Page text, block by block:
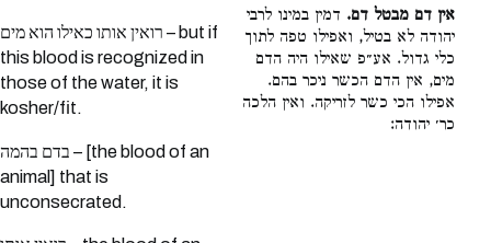
רואין אותו כאילו הוא מים – but if
this blood is recognized in
those of the water, it is
kosher/fit.
בדם בהמה – [the blood of an
animal] that is
unconsecrated.
אין דם מבטל דם. דמין במינו לרבי
יהודה לא בטיל, ואפילו טפה לתוך
כלי גדול. אע״פ שאילו היה הדם
מים, אין הדם הכשר ניכר בהם.
אפילו הכי כשר לזריקה. ואין הלכה
כר׳ יהודה: